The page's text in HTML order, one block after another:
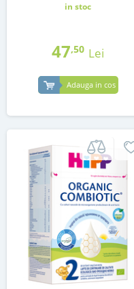
in stoc
47,50 Lei
Adauga in cos